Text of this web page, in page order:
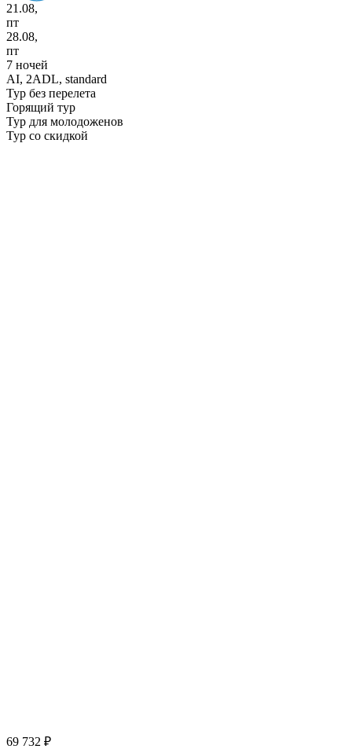
21.08,
пт
28.08,
пт
7 ночей
AI, 2ADL, standard
Тур без перелета
Горящий тур
Тур для молодоженов
Тур со скидкой
69 732 ₽